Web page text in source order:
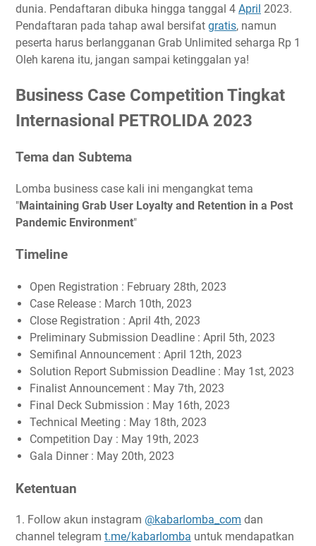
dunia. Pendaftaran dibuka hingga tanggal 4 April 2023.
Pendaftaran pada tahap awal bersifat gratis, namun
peserta harus berlangganan Grab Unlimited seharga Rp 1
Oleh karena itu, jangan sampai ketinggalan ya!
Business Case Competition Tingkat
Internasional PETROLIDA 2023
Tema dan Subtema
Lomba business case kali ini mengangkat tema
"Maintaining Grab User Loyalty and Retention in a Post
Pandemic Environment"
Timeline
Open Registration : February 28th, 2023
Case Release : March 10th, 2023
Close Registration : April 4th, 2023
Preliminary Submission Deadline : April 5th, 2023
Semifinal Announcement : April 12th, 2023
Solution Report Submission Deadline : May 1st, 2023
Finalist Announcement : May 7th, 2023
Final Deck Submission : May 16th, 2023
Technical Meeting : May 18th, 2023
Competition Day : May 19th, 2023
Gala Dinner : May 20th, 2023
Ketentuan
1. Follow akun instagram @kabarlomba_com dan
channel telegram t.me/kabarlomba untuk mendapatkan